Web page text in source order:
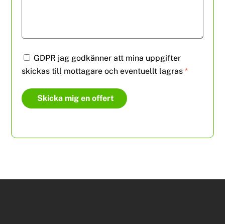
GDPR jag godkänner att mina uppgifter
skickas till mottagare och eventuellt lagras *
Skicka mig en offert